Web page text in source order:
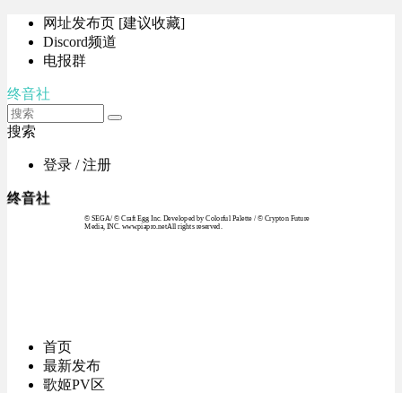
网址发布页 [建议收藏]
Discord频道
电报群
终音社
搜索
登录 / 注册
终音社
© SEGA / © Craft Egg Inc. Developed by Colorful Palette / © Crypton Future
Media, INC. www.piapro.netAll rights reserved.
首页
最新发布
歌姬PV区